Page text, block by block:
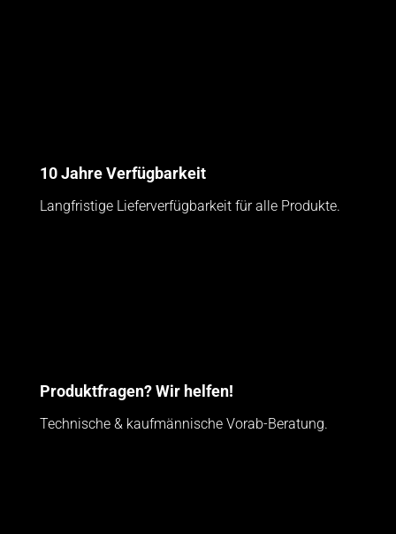
10 Jahre Verfügbarkeit
Langfristige Lieferverfügbarkeit für alle Produkte.
Produktfragen? Wir helfen!
Technische & kaufmännische Vorab-Beratung.